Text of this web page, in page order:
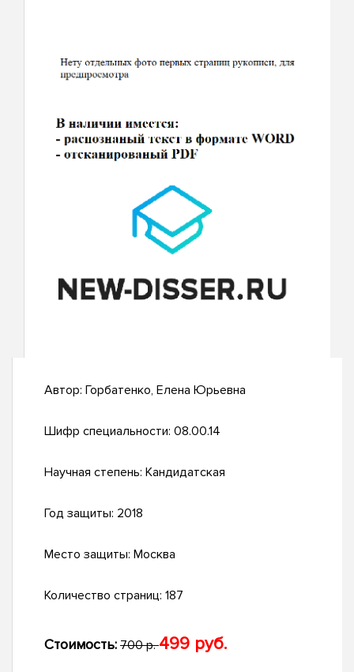
Автор: Горбатенко, Елена Юрьевна
Шифр специальности: 08.00.14
Научная степень: Кандидатская
Год защиты: 2018
Место защиты: Москва
Количество страниц: 187
Стоимость: 700 р.499 руб.